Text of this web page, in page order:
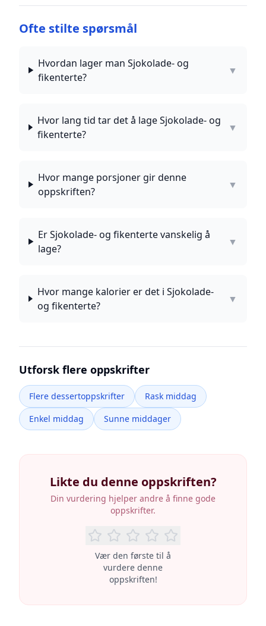
Ofte stilte spørsmål
Hvordan lager man Sjokolade- og
fikenterte?
▼
Hvor lang tid tar det å lage Sjokolade- og
fikenterte?
▼
Hvor mange porsjoner gir denne
oppskriften?
▼
Er Sjokolade- og fikenterte vanskelig å
lage?
▼
Hvor mange kalorier er det i Sjokolade-
og fikenterte?
▼
Utforsk flere oppskrifter
Flere dessertoppskrifter
Rask middag
Enkel middag
Sunne middager
Likte du denne oppskriften?
Din vurdering hjelper andre å finne gode
oppskrifter.
Vær den første til å
vurdere denne
oppskriften!